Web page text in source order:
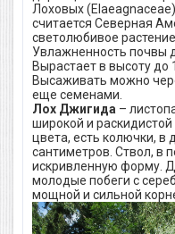
Лоховых
считается Северная
светолюбивое
Увлажненность почвы
Вырастает в высоту до
Высаживать можно
еще семенами.
Лох Джигида –
широкой и
цвета, есть колючки, в
сантиметров. Ствол, в
искривленную форму.
молодые побеги с
мощной и сильной